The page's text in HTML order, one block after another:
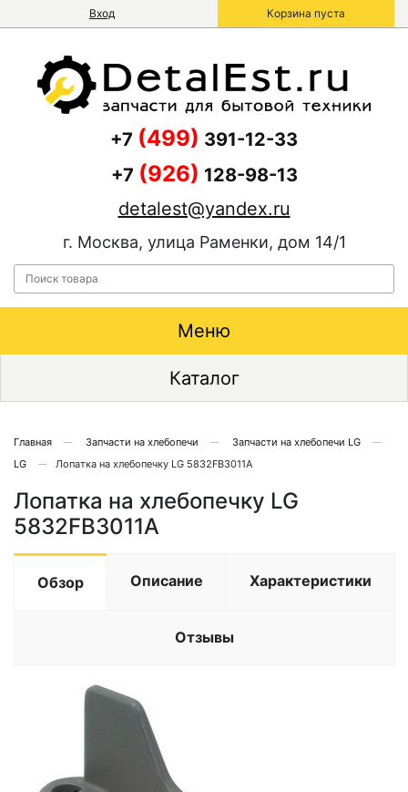
Вход Корзина пуста
+7 (499) 391-12-33
+7 (926) 128-98-13
detalest@yandex.ru
г. Москва, улица Раменки, дом 14/1
Меню
Каталог
Главная Запчасти на хлебопечи
Запчасти на хлебопечи LG
LG
Лопатка на хлебопечку LG 5832FB3011A
Лопатка на хлебопечку LG
5832FB3011A
Обзор Описание Характеристики
Отзывы